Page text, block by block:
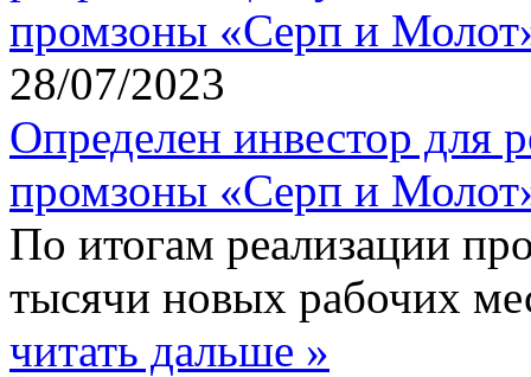
28/07/2023
Определен инвестор для
промзоны «Серп и
По итогам реализации
тысячи новых рабочих
читать дальше »